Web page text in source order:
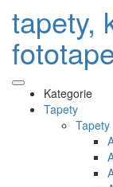
tapety,
Kategorie
Tapety
Tapety